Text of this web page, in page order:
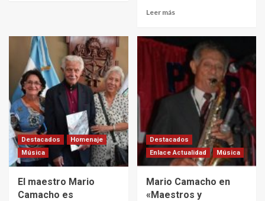
Leer más
Destacados
Homenaje
Música
El maestro Mario
Camacho es
Destacados
Enlace Actualidad
Música
Mario Camacho en
«Maestros y